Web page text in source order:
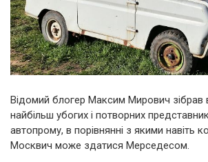
Відомий блогер Максим Мирович зібрав
найбільш убогих і потворних
автопрому, в порівнянні з якими навіть
Москвич може здатися Мерседесом.